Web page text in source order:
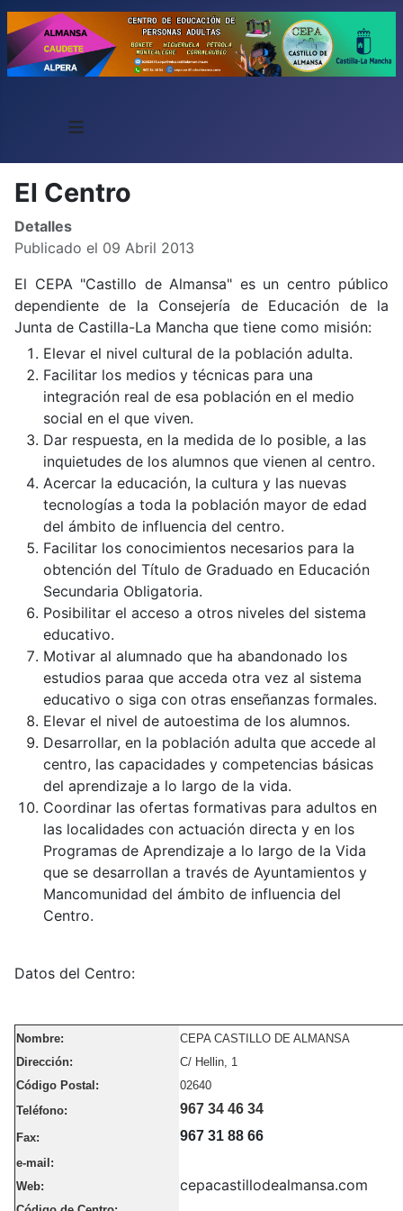
≡
El Centro
Detalles
Publicado el 09 Abril 2013
El CEPA "Castillo de Almansa" es un centro público
dependiente de la Consejería de Educación de la
Junta de Castilla-La Mancha que tiene como misión:
Elevar el nivel cultural de la población adulta.
Facilitar los medios y técnicas para una
integración real de esa población en el medio
social en el que viven.
Dar respuesta, en la medida de lo posible, a las
inquietudes de los alumnos que vienen al centro.
Acercar la educación, la cultura y las nuevas
tecnologías a toda la población mayor de edad
del ámbito de influencia del centro.
Facilitar los conocimientos necesarios para la
obtención del Título de Graduado en Educación
Secundaria Obligatoria.
Posibilitar el acceso a otros niveles del sistema
educativo.
Motivar al alumnado que ha abandonado los
estudios paraa que acceda otra vez al sistema
educativo o siga con otras enseñanzas formales.
Elevar el nivel de autoestima de los alumnos.
Desarrollar, en la población adulta que accede al
centro, las capacidades y competencias básicas
del aprendizaje a lo largo de la vida.
Coordinar las ofertas formativas para adultos en
las localidades con actuación directa y en los
Programas de Aprendizaje a lo largo de la Vida
que se desarrollan a través de Ayuntamientos y
Mancomunidad del ámbito de influencia del
Centro.
Datos del Centro:
Nombre:
CEPA CASTILLO DE ALMANSA
Dirección:
C/ Hellin, 1
Código Postal:
02640
Teléfono:
967 34 46 34
Fax: 967 31 88 66
e-mail:
Web:
cepacastillodealmansa.com